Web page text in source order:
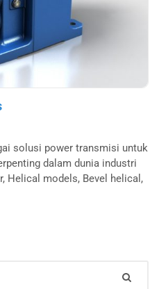
solusi power transmisi untuk
dalam dunia industri
Helical models, Bevel helical,